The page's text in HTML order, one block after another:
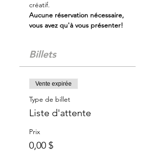
créatif.
Aucune réservation nécessaire,
vous avez qu'à vous présenter!
Billets
Vente expirée
Type de billet
Liste d'attente
Prix
0,00 $